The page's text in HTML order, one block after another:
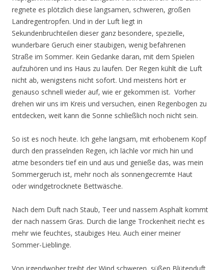
regnete es plötzlich diese langsamen, schweren, großen
Landregentropfen. Und in der Luft liegt in
Sekundenbruchteilen dieser ganz besondere, spezielle,
wunderbare Geruch einer staubigen, wenig befahrenen
Straße im Sommer. Kein Gedanke daran, mit dem Spielen
aufzuhören und ins Haus zu laufen. Der Regen kühlt die Luft
nicht ab, wenigstens nicht sofort. Und meistens hört er
genauso schnell wieder auf, wie er gekommen ist. Vorher
drehen wir uns im Kreis und versuchen, einen Regenbogen zu
entdecken, weit kann die Sonne schließlich noch nicht sein.
So ist es noch heute. Ich gehe langsam, mit erhobenem Kopf
durch den prasselnden Regen, ich lächle vor mich hin und
atme besonders tief ein und aus und genieße das, was mein
Sommergeruch ist, mehr noch als sonnengecremte Haut
oder windgetrocknete Bettwäsche.
Nach dem Duft nach Staub, Teer und nassem Asphalt kommt
der nach nassem Gras. Durch die lange Trockenheit riecht es
mehr wie feuchtes, staubiges Heu. Auch einer meiner
Sommer-Lieblinge.